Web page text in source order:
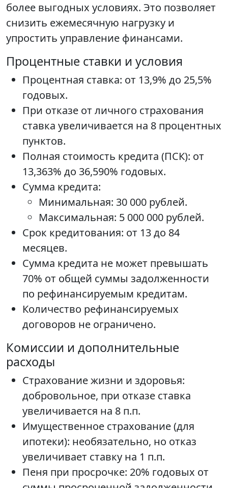
более выгодных условиях. Это позволяет
снизить ежемесячную нагрузку и
упростить управление финансами.
Процентные ставки и условия
Процентная ставка: от 13,9% до 25,5%
годовых.
При отказе от личного страхования
ставка увеличивается на 8 процентных
пунктов.
Полная стоимость кредита (ПСК): от
13,363% до 36,590% годовых.
Сумма кредита:
Минимальная: 30 000 рублей.
Максимальная: 5 000 000 рублей.
Срок кредитования: от 13 до 84
месяцев.
Сумма кредита не может превышать
70% от общей суммы задолженности
по рефинансируемым кредитам.
Количество рефинансируемых
договоров не ограничено.
Комиссии и дополнительные
расходы
Страхование жизни и здоровья:
добровольное, при отказе ставка
увеличивается на 8 п.п.
Имущественное страхование (для
ипотеки): необязательно, но отказ
увеличивает ставку на 1 п.п.
Пеня при просрочке: 20% годовых от